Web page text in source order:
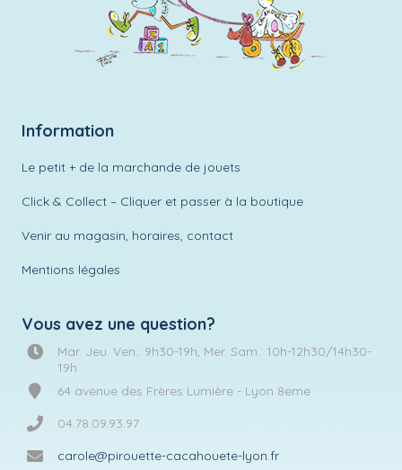
Information
Le petit + de la marchande de jouets
Click & Collect – Cliquer et passer à la boutique
Venir au magasin, horaires, contact
Mentions légales
Vous avez une question?
Mar. Jeu. Ven.: 9h30-19h, Mer. Sam.: 10h-12h30/14h30-
19h
64 avenue des Frères Lumière - Lyon 8eme
04.78.09.93.97
carole@pirouette-cacahouete-lyon.fr